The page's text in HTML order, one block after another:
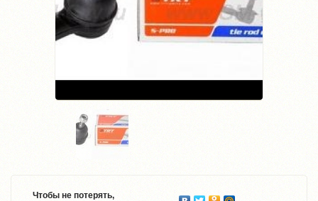
Чтобы не потерять,